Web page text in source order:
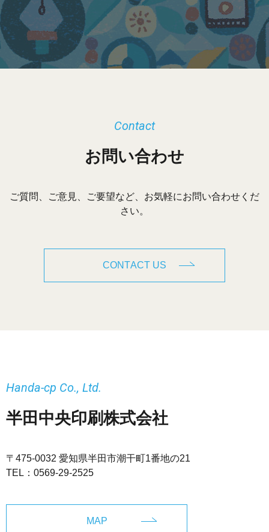
ブ
お問い合わせ
Contact
ご質問、ご意見、ご要望など、お気軽にお問い合わせくだ
さい。
CONTACT US
半田中央印刷株式会社
Handa-cp Co., Ltd.
〒475-0032 愛知県半田市潮干町1番地の21
TEL： 0569-29-2525
MAP